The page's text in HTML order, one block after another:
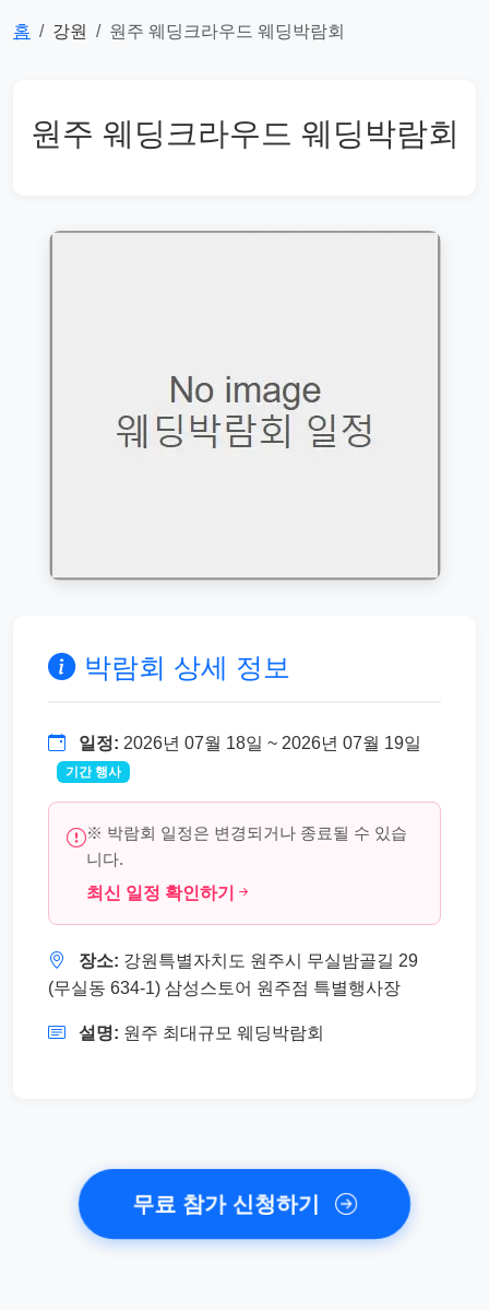
홈 강원 원주 웨딩크라우드 웨딩박람회
원주 웨딩크라우드 웨딩박람회
박람회 상세 정보
일정: 2026년 07월 18일 ~ 2026년 07월 19일
기간 행사
※ 박람회 일정은 변경되거나 종료될 수 있습
니다.
최신 일정 확인하기
장소: 강원특별자치도 원주시 무실밤골길 29
(무실동 634-1) 삼성스토어 원주점 특별행사장
설명: 원주 최대규모 웨딩박람회
무료 참가 신청하기